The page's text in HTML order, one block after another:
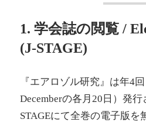
1. 学会誌の閲覧 /
(J-STAGE)
『エアロゾル研究』は年4
Decemberの各月20日）発
STAGEにて全巻の電子版を